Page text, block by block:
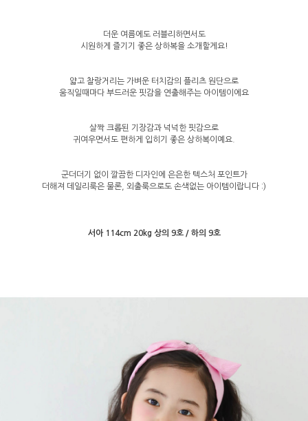
더운 여름에도 러블리하면서도
시원하게 즐기기 좋은 상하복을 소개할게요!
얇고 찰랑거리는 가벼운 터치감의 플리츠 원단으로
움직일때마다 부드러운 핏감을 연출해주는 아이템이에요
살짝 크롭된 기장감과 넉넉한 핏감으로
귀여우면서도 편하게 입히기 좋은 상하복이예요.
군더더기 없이 깔끔한 디자인에 은은한 텍스처 포인트가
더해져 데일리룩은 물론, 외출룩으로도 손색없는 아이템이랍니다 :)
서아 114cm 20kg 상의 9호 / 하의 9호